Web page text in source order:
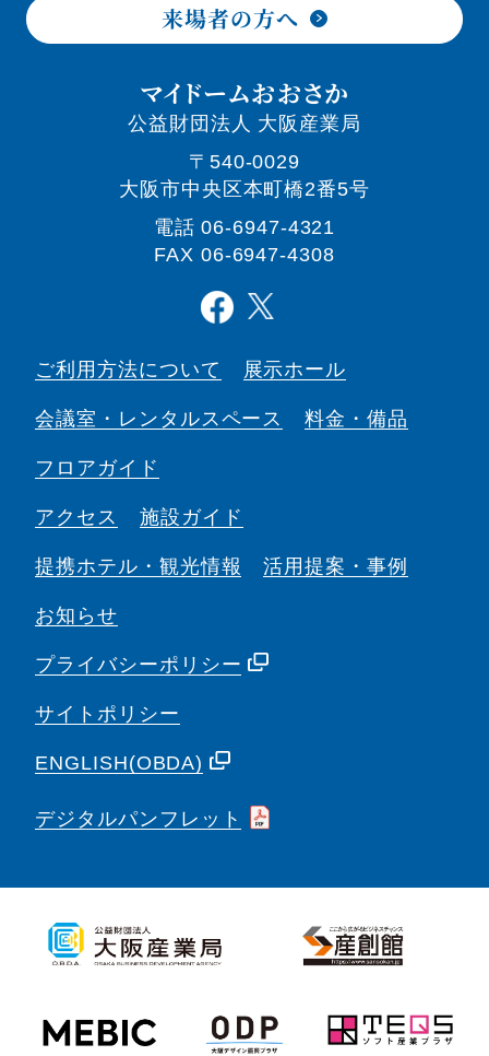
来場者の方へ
マイドームおおさか
公益財団法人 大阪産業局
〒540-0029
大阪市中央区本町橋2番5号
電話06-6947-4321
FAX 06-6947-4308
ご利用方法について 展示ホール
会議室・ レンタルスペース 料金・備品
フロアガイド
アクセス 施設ガイド
提携ホテル・観光情報 活用提案・事例
お知らせ
プライバシーポリシー
サイトポリシー
ENGLISH(OBDA)
デジタルパンフレット